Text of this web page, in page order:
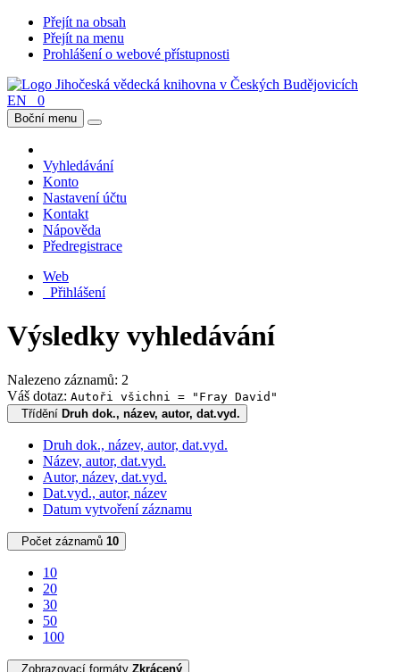
Přejít na obsah
Přejít na menu
Prohlášení o webové přístupnosti
EN 0
Boční menu
Vyhledávání
Konto
Nastavení účtu
Kontakt
Nápověda
Předregistrace
Web
Přihlášení
Výsledky vyhledávání
Nalezeno záznamů: 2
Váš dotaz: Autoři všichni = "Fray David"
Třídění Druh dok., název, autor, dat.vyd.
Druh dok., název, autor, dat.vyd.
Název, autor, dat.vyd.
Autor, název, dat.vyd.
Dat.vyd., autor, název
Datum vytvoření záznamu
Počet záznamů 10
10
20
30
50
100
Zobrazovací formáty Zkrácený